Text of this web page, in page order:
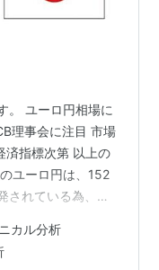
。 ユーロ円相場に
理事会に注目 市場
済指標次第 以上の
ユーロ円は、152
されている為、こ
その為、現時点
た方が良いかも
カル分析